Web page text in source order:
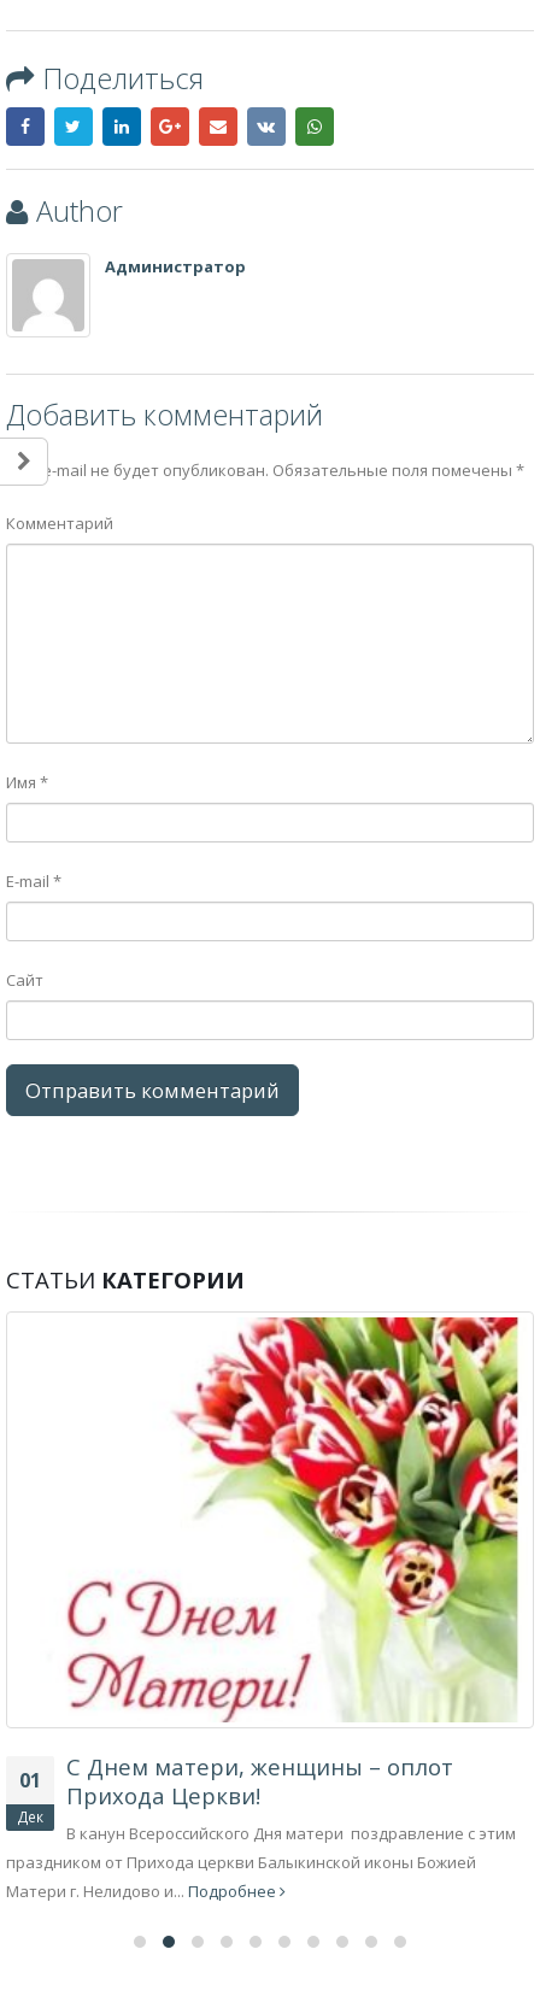
Поделиться
Author
Администратор
Добавить комментарий
Ваш e-mail не будет опубликован. Обязательные поля помечены *
Комментарий
Имя *
E-mail *
Сайт
СТАТЬИ КАТЕГОРИИ
01
Дек
С Днем матери, женщины – оплот
Прихода Церкви!
В канун Всероссийского Дня матери поздравление с этим
праздником от Прихода церкви Балыкинской иконы Божией
Матери г. Нелидово и... Подробнее